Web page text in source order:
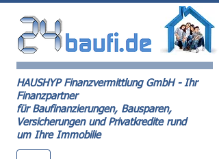
HAUSHYP Finanzvermittlung GmbH - Ihr
Finanzpartner
für Baufinanzierungen, Bausparen,
Versicherungen und Privatkredite rund
um Ihre Immobilie